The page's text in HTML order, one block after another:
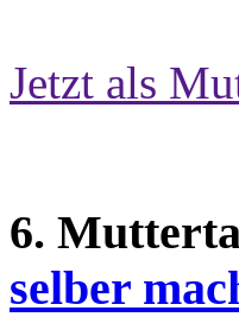
Jetzt als
6.
selber